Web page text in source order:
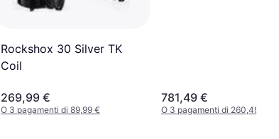
Rockshox 30 Silver TK
Coil
269,99 €
O 3 pagamenti di 89,99 €
781,49 €
O 3 pagamenti di 260,49 €